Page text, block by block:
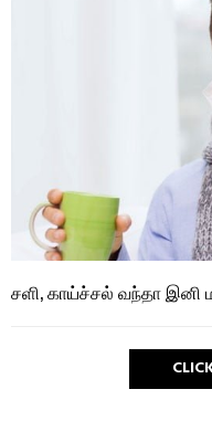
சளி, காய்ச்சல் வந்தா இனி